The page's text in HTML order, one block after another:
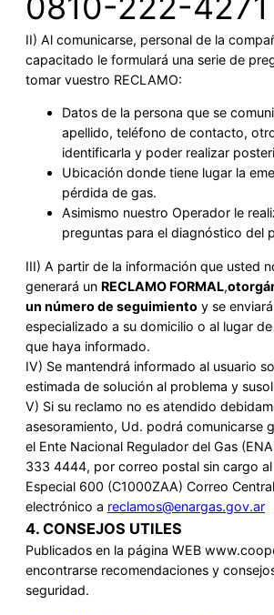
II) Al comunicarse, personal de la
capacitado le formulará una serie de
tomar vuestro RECLAMO:
Datos de la persona que se
apellido, teléfono de contacto,
identificarla y poder realizar
Ubicación donde tiene lugar la
pérdida de gas.
Asimismo nuestro Operador le
preguntas para el diagnóstico del
III) A partir de la información que usted
generará un RECLAMO FORMAL,
un número de seguimiento y se
especializado a su domicilio o al lugar
que haya informado.
IV) Se mantendrá informado al usuario
estimada de solución al problema y
V) Si su reclamo no es atendido
asesoramiento, Ud. podrá comunicarse
el Ente Nacional Regulador del Gas
333 4444, por correo postal sin cargo
Especial 600 (C1000ZAA) Correo
electrónico a reclamos@enargas.gov.ar
4. CONSEJOS UTILES
Publicados en la página WEB
encontrarse recomendaciones y
seguridad.